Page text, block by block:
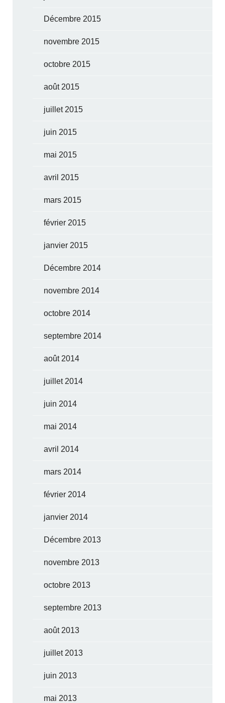
Décembre 2015
novembre 2015
octobre 2015
août 2015
juillet 2015
juin 2015
mai 2015
avril 2015
mars 2015
février 2015
janvier 2015
Décembre 2014
novembre 2014
octobre 2014
septembre 2014
août 2014
juillet 2014
juin 2014
mai 2014
avril 2014
mars 2014
février 2014
janvier 2014
Décembre 2013
novembre 2013
octobre 2013
septembre 2013
août 2013
juillet 2013
juin 2013
mai 2013